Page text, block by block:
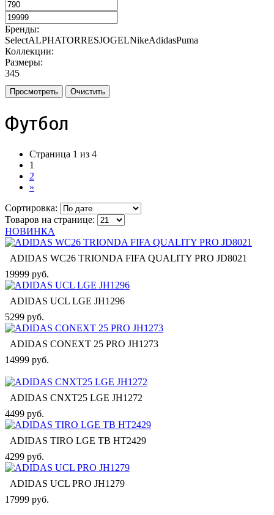
Бренды:
SelectALPHATORRESJOGELNikeAdidasPuma
Коллекции:
Размеры:
345
Просмотреть Очистить
Футбол
Страница 1 из 4
1
2
»
Сортировка:
Товаров на странице:
НОВИНКА
ADIDAS WC26 TRIONDA FIFA QUALITY PRO JD8021
19999 руб.
ADIDAS UCL LGE JH1296
5299 руб.
ADIDAS CONEXT 25 PRO JH1273
14999 руб.
ADIDAS CNXT25 LGE JH1272
4499 руб.
ADIDAS TIRO LGE TB HT2429
4299 руб.
ADIDAS UCL PRO JH1279
17999 руб.